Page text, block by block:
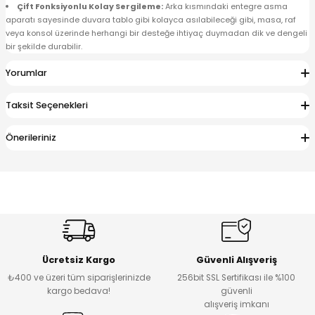
Çift Fonksiyonlu Kolay Sergileme:Arka kısmındaki entegre asma
aparatı sayesinde duvara tablo gibi kolayca asılabileceği gibi, masa, raf
veya konsol üzerinde herhangi bir desteğe ihtiyaç duymadan dik ve dengeli
bir şekilde durabilir.
Yorumlar
Taksit Seçenekleri
Önerileriniz
Ücretsiz Kargo
₺400 ve üzeri tüm siparişlerinizde
kargo bedava!
Güvenli Alışveriş
256bit SSL Sertifikası ile %100
güvenli
alışveriş imkanı